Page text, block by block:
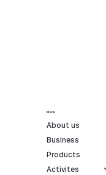
Menu
About us
Business
Products
Activites